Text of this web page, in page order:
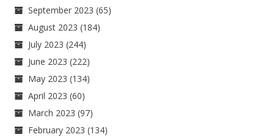
September 2023 (65)
August 2023 (184)
July 2023 (244)
June 2023 (222)
May 2023 (134)
April 2023 (60)
March 2023 (97)
February 2023 (134)